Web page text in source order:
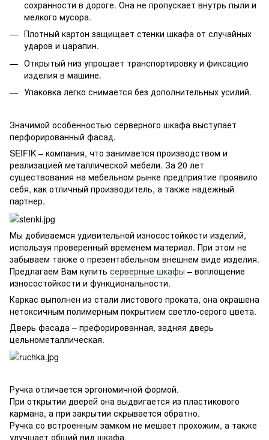
сохранности в дороге. Она не пропускает внутрь пыли и
мелкого мусора.
Плотный картон защищает стенки шкафа от случайных
ударов и царапин.
Открытый низ упрощает транспортировку и фиксацию
изделия в машине.
Упаковка легко снимается без дополнительных усилий.
Значимой особенностью серверного шкафа выступает
перфорированный фасад.
SEIFIK – компания, что занимается производством и
реализацией металлической мебели. За 20 лет
существования на мебельном рынке предприятие проявило
себя, как отличный производитель, а также надежный
партнер.
Мы добиваемся удивительной износостойкости изделий,
используя проверенный временем материал. При этом не
забываем также о презентабельном внешнем виде изделия.
Предлагаем Вам купить серверные шкафы – воплощение
износостойкости и функциональности.
Каркас выполнен из стали листового проката, она окрашена
нетоксичным полимерным покрытием светло-серого цвета.
Дверь фасада – префорированная, задняя дверь
цельнометаллическая.
Ручка отличается эргономичной формой.
При открытии дверей она выдвигается из пластикового
кармана, а при закрытии скрывается обратно.
Ручка со встроенным замком не мешает прохожим, а также
улучшает общий вид шкафа.